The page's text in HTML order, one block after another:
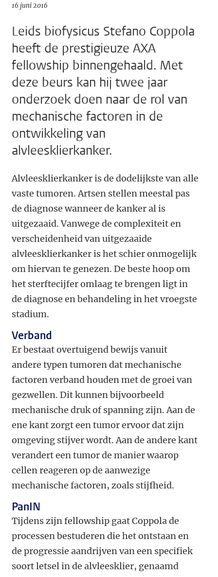
16 juni 2016
Leids biofysicus Stefano Coppola
heeft de prestigieuze AXA
fellowship binnengehaald. Met
deze beurs kan hij twee jaar
onderzoek doen naar de rol van
mechanische factoren in de
ontwikkeling van
alvleesklierkanker.
Alvleesklierkanker is de dodelijkste van alle
vaste tumoren. Artsen stellen meestal pas
de diagnose wanneer de kanker al is
uitgezaaid. Vanwege de complexiteit en
verscheidenheid van uitgezaaide
alvleesklierkanker is het schier onmogelijk
om hiervan te genezen. De beste hoop om
het sterftecijfer omlaag te brengen ligt in
de diagnose en behandeling in het vroegste
stadium.
Verband
Er bestaat overtuigend bewijs vanuit
andere typen tumoren dat mechanische
factoren verband houden met de groei van
gezwellen. Dit kunnen bijvoorbeeld
mechanische druk of spanning zijn. Aan de
ene kant zorgt een tumor ervoor dat zijn
omgeving stijver wordt. Aan de andere kant
verandert een tumor de manier waarop
cellen reageren op de aanwezige
mechanische factoren, zoals stijfheid.
PanIN
Tijdens zijn fellowship gaat Coppola de
processen bestuderen die het ontstaan en
de progressie aandrijven van een specifiek
soort letsel in de alvleesklier, genaamd